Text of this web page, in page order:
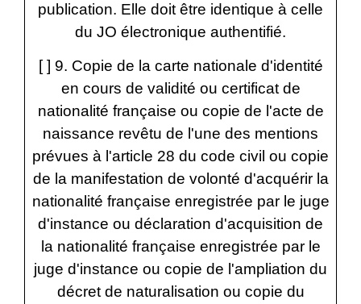
publication. Elle doit être identique à celle
du JO électronique authentifié.
[ ] 9. Copie de la carte nationale d'identité
en cours de validité ou certificat de
nationalité française ou copie de l'acte de
naissance revêtu de l'une des mentions
prévues à l'article 28 du code civil ou copie
de la manifestation de volonté d'acquérir la
nationalité française enregistrée par le juge
d'instance ou déclaration d'acquisition de
la nationalité française enregistrée par le
juge d'instance ou copie de l'ampliation du
décret de naturalisation ou copie du